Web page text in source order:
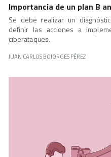
Importancia de un plan B
Se debe realizar un
definir las acciones a
ciberataques.
JUAN CARLOS BOJORGES PÉREZ